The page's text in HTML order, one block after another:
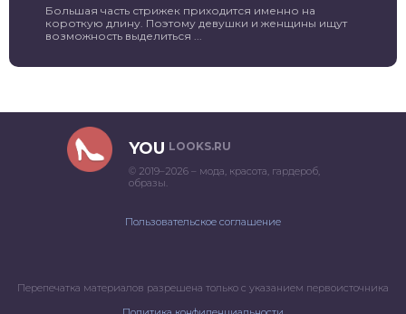
Большая часть стрижек приходится именно на
короткую длину. Поэтому девушки и женщины ищут
возможность выделиться ...
YOU LOOKS.RU
© 2019–2026 – мода, красота, гардероб,
образы.
Пользовательское соглашение
Перепечатка материалов разрешена только с указанием первоисточника